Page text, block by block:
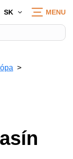
SK MENU